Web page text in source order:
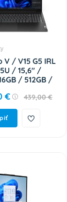
V / V15 G5 IRL
/ 15,6" /
/ 512GB /
2R
€ 439,00 €